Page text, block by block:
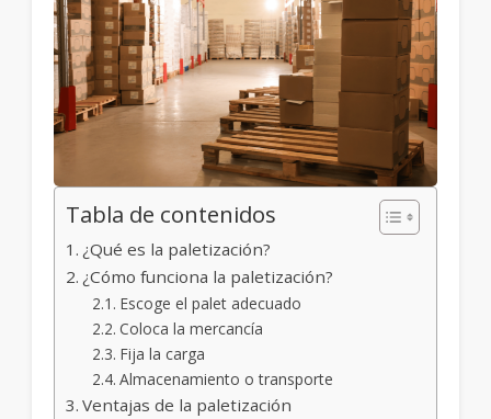
Tabla de contenidos
¿Qué es la paletización?
¿Cómo funciona la paletización?
Escoge el palet adecuado
Coloca la mercancía
Fija la carga
Almacenamiento o transporte
Ventajas de la paletización